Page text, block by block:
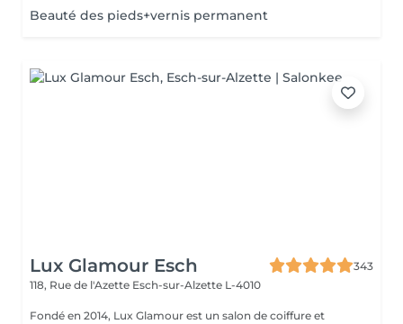
Beauté des pieds+vernis permanent
Lux Glamour Esch
343
118, Rue de l'Azette Esch-sur-Alzette L-4010
Fondé en 2014, Lux Glamour est un salon de coiffure et